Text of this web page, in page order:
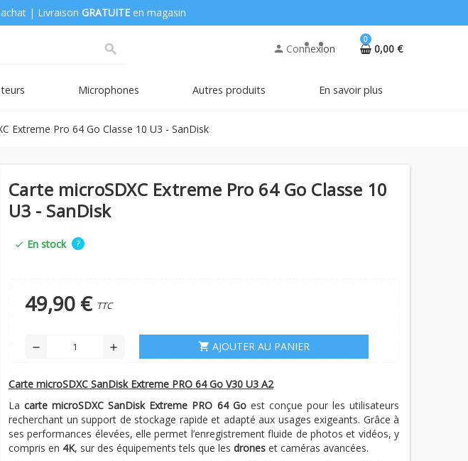
| Livraison GRATUITEen magasin
search person Connexion
0
0,00 €
Microphones Autres produits En savoir plus
Extreme Pro 64 Go Classe 10 U3 - SanDisk
Carte microSDXC Extreme Pro 64 Go Classe 10
U3 - SanDisk
check En stock ?
49,90 € TTC
remove add shopping_cart AJOUTER AU PANIER
Carte microSDXC SanDisk Extreme PRO 64 Go V30 U3 A2
Lacarte microSDXC SanDisk Extreme PRO 64 Goest conçue pour les utilisateurs
recherchant un support de stockage rapide et adapté aux usages exigeants. Grâce à
ses performances élevées, elle permet l’enregistrement fluide de photos et vidéos, y
compris en 4K, sur des équipements tels que les drones et caméras avancées.